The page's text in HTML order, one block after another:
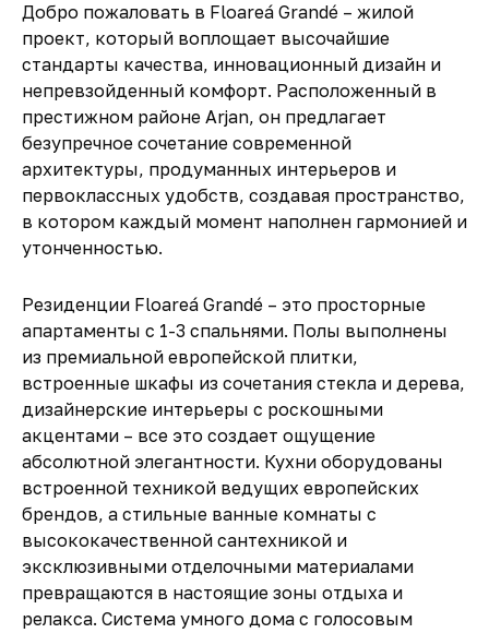
Добро пожаловать в Floareá Grandé – жилой
проект, который воплощает высочайшие
стандарты качества, инновационный дизайн и
непревзойденный комфорт. Расположенный в
престижном районе Arjan, он предлагает
безупречное сочетание современной
архитектуры, продуманных интерьеров и
первоклассных удобств, создавая пространство,
в котором каждый момент наполнен гармонией и
утонченностью.
Резиденции Floareá Grandé – это просторные
апартаменты с 1-3 спальнями. Полы выполнены
из премиальной европейской плитки,
встроенные шкафы из сочетания стекла и дерева,
дизайнерские интерьеры с роскошными
акцентами – все это создает ощущение
абсолютной элегантности. Кухни оборудованы
встроенной техникой ведущих европейских
брендов, а стильные ванные комнаты с
высококачественной сантехникой и
эксклюзивными отделочными материалами
превращаются в настоящие зоны отдыха и
релакса. Система умного дома с голосовым